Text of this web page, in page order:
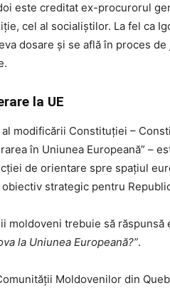
este creditat ex-procurorul
cel al socialiștilor. La fel ca
dosare și se află în proces
la UE
modificării Constituţiei –
în Uniunea Europeană” –
de orientare spre spaţiul
strategic pentru
moldoveni trebuie să răspunsă
la Uniunea Europeană?”.
Moldovenilor din